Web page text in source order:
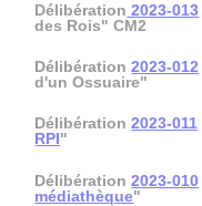
Délibération 2023-013
des Rois" CM2
Délibération2023-012
d'un Ossuaire"
Délibération2023-011
RPI "
Délibération2023-010
médiathèque"